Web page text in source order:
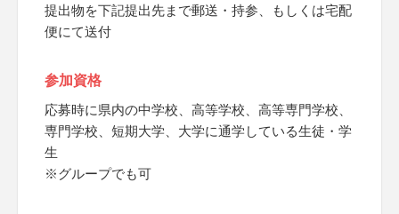
提出物を下記提出先まで郵送・持参、もしくは宅配
便にて送付
参加資格
応募時に県内の中学校、高等学校、高等専門学校、
専門学校、短期大学、大学に通学している生徒・学
生
※グループでも可